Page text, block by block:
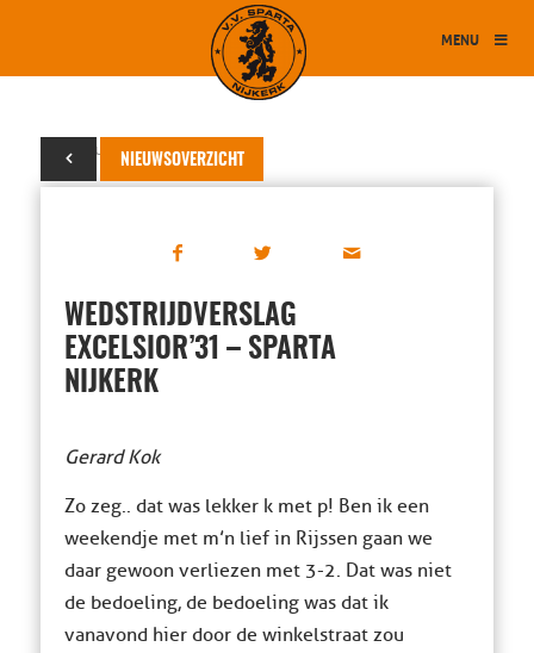
MENU
NIEUWSOVERZICHT
08 februari 2026
WEDSTRIJDVERSLAG
EXCELSIOR’31 – SPARTA
NIJKERK
Gerard Kok
Zo zeg.. dat was lekker k met p! Ben ik een
weekendje met m’n lief in Rijssen gaan we
daar gewoon verliezen met 3-2. Dat was niet
de bedoeling, de bedoeling was dat ik
vanavond hier door de winkelstraat zou